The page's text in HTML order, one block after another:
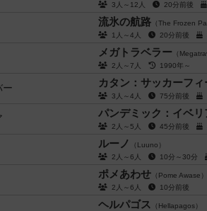
3人～12人
20分前後
流氷の航路 （The Frozen
1人～4人
20分前後
メガトラベラー （
2人～7人
1990年～
カタン：サッカーフィ
3人～4人
75分前後
パンデミック：イベリ
2人～5人
45分前後
ルーノ
（Luuno）
2人～6人
10分～30分
ポメあわせ （Pome Awase）
2人～6人
10分前後
ヘルパゴス
（Hellapagos）